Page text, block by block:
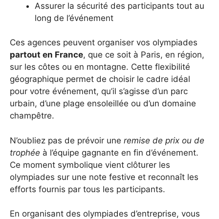
Assurer la sécurité des participants tout au
long de l’événement
Ces agences peuvent organiser vos olympiades
partout en France, que ce soit à Paris, en région,
sur les côtes ou en montagne. Cette flexibilité
géographique permet de choisir le cadre idéal
pour votre événement, qu’il s’agisse d’un parc
urbain, d’une plage ensoleillée ou d’un domaine
champêtre.
N’oubliez pas de prévoir une remise de prix ou de
trophée à l’équipe gagnante en fin d’événement.
Ce moment symbolique vient clôturer les
olympiades sur une note festive et reconnaît les
efforts fournis par tous les participants.
En organisant des olympiades d’entreprise, vous